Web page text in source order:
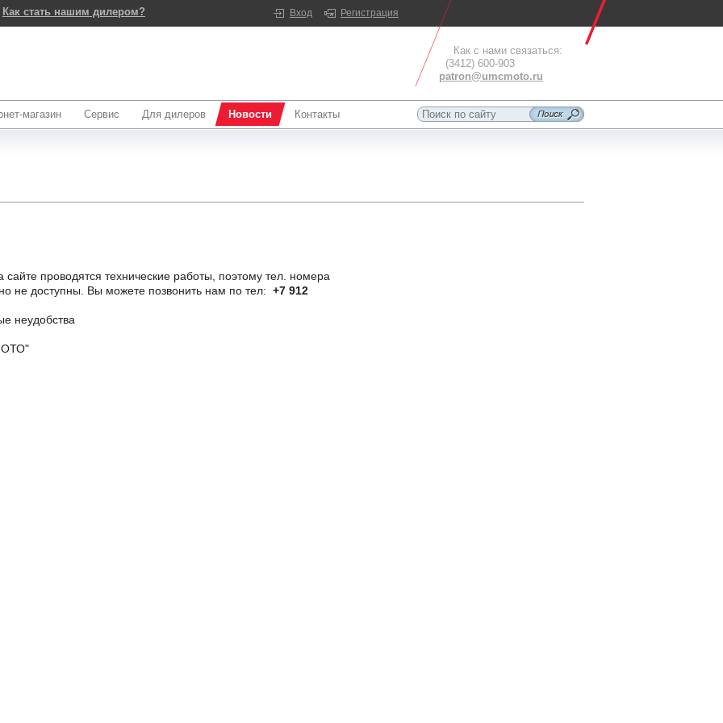
Вход Регистрация
Как стать нашим дилером?
Как с нами связаться:
(3412) 600-903
patron@umcmoto.ru
магазин Сервис Для дилеров Новости Контакты
проводятся технические работы, поэтому тел. номера
не доступны. Вы можете позвонить нам по тел: +7 912
неудобства